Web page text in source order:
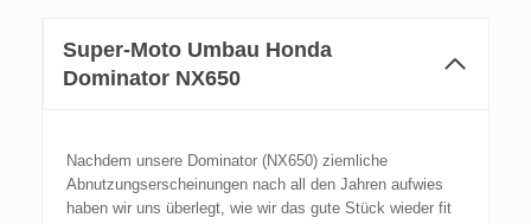
Super-Moto Umbau Honda
Dominator NX650
Nachdem unsere Dominator (NX650) ziemliche
Abnutzungserscheinungen nach all den Jahren aufwies
haben wir uns überlegt, wie wir das gute Stück wieder fit